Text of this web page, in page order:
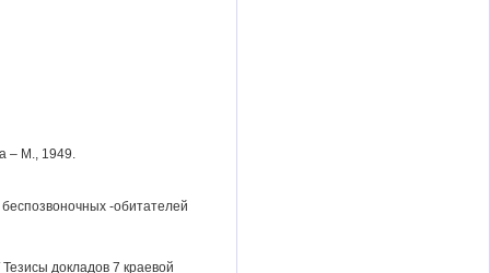
– М., 1949.
-обитателей
докладов 7 краевой